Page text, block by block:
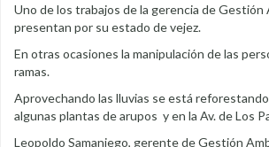
Uno de los trabajos de la gerencia de
presentan por su estado de vejez.
En otras ocasiones la manipulación de las
ramas.
Aprovechando las lluvias se está
algunas plantas de arupos y en la Av. de Los
Leopoldo Samaniego, gerente de Gestión